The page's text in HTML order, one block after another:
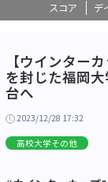
スコア デ
【ウインター
を封じた福岡
台へ
2023/12/28 17:32
高校大学その他